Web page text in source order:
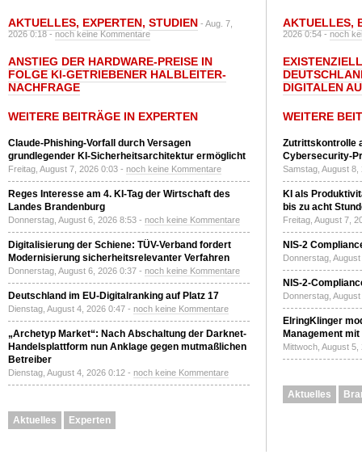
AKTUELLES, EXPERTEN, STUDIEN - Aug. 7,
2026 0:18 -noch keine Kommentare
ANSTIEG DER HARDWARE-PREISE IN
FOLGE KI-GETRIEBENER HALBLEITER-
NACHFRAGE
WEITERE BEITRÄGE IN EXPERTEN
Claude-Phishing-Vorfall durch Versagen
grundlegender KI-Sicherheitsarchitektur ermöglicht
Freitag, August 7, 2026 0:03 - noch keine Kommentare
Reges Interesse am 4. KI-Tag der Wirtschaft des
Landes Brandenburg
Donnerstag, August 6, 2026 8:53 - noch keine Kommentare
Digitalisierung der Schiene: TÜV-Verband fordert
Modernisierung sicherheitsrelevanter Verfahren
Donnerstag, August 6, 2026 0:37 - noch keine Kommentare
Deutschland im EU-Digitalranking auf Platz 17
Dienstag, August 4, 2026 0:47 - noch keine Kommentare
„Archetyp Market“: Nach Abschaltung der Darknet-
Handelsplattform nun Anklage gegen mutmaßlichen
Betreiber
Dienstag, August 4, 2026 0:12 - noch keine Kommentare
Aktuelles Experten
AKTUELLES,
2026 0:54 -noch
DIGITALEN
WEITERE
Zutrittskontrolle
Cybersecurity-
Samstag, August
KI als
bis zu acht
Freitag, August 7,
NIS-2
Donnerstag,
NIS-2-
Donnerstag,
ElringKlinger
Management
Mittwoch, August
Aktuelles